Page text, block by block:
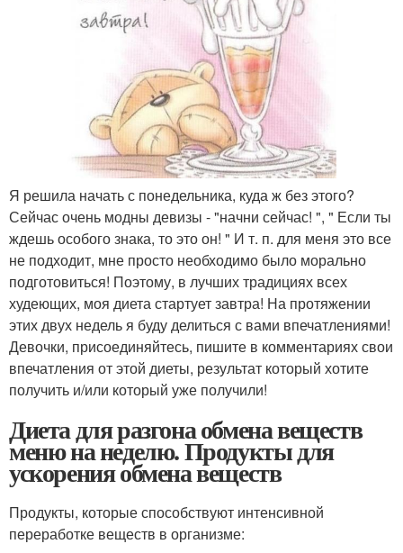
Я решила начать с понедельника, куда ж без этого?
Сейчас очень модны девизы - "начни сейчас! ", " Если ты
ждешь особого знака, то это он! " И т. п. для меня это все
не подходит, мне просто необходимо было морально
подготовиться! Поэтому, в лучших традициях всех
худеющих, моя диета стартует завтра! На протяжении
этих двух недель я буду делиться с вами впечатлениями!
Девочки, присоединяйтесь, пишите в комментариях свои
впечатления от этой диеты, результат который хотите
получить и/или который уже получили!
Диета для разгона обмена веществ
меню на неделю. Продукты для
ускорения обмена веществ
Продукты, которые способствуют интенсивной
переработке веществ в организме: